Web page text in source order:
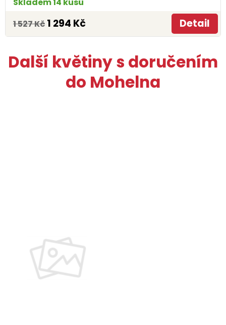
1 527 Kč 1 294 Kč Detail
Další květiny s doručením
do Mohelna